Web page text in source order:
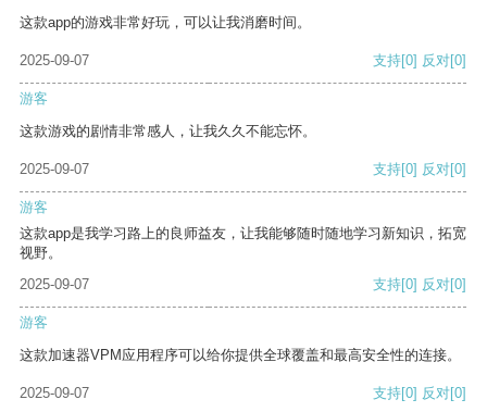
这款app的游戏非常好玩，可以让我消磨时间。
2025-09-07 支持[0] 反对[0]
游客
这款游戏的剧情非常感人，让我久久不能忘怀。
2025-09-07 支持[0] 反对[0]
游客
这款app是我学习路上的良师益友，让我能够随时随地学习新知识，拓宽
视野。
2025-09-07
支持[0] 反对[0]
游客
这款加速器VPM应用程序可以给你提供全球覆盖和最高安全性的连接。
2025-09-07 支持[0] 反对[0]